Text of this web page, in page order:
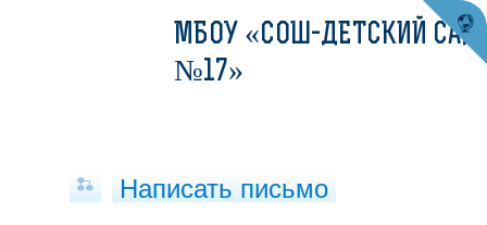
МБОУ «СОШ-ДЕТСКИЙ САД
№17»
Написать письмо